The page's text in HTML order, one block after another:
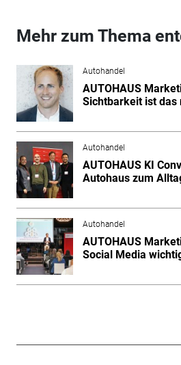
Mehr zum Thema
Autohandel
AUTOHAUS
Sichtbarkeit ist das
Autohandel
AUTOHAUS KI
Autohaus zum
Autohandel
AUTOHAUS
Social Media